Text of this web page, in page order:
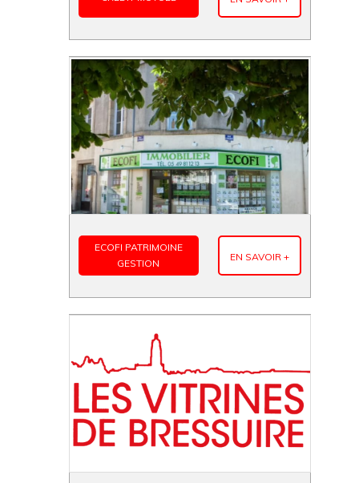
ECOFI PATRIMOINE
GESTION
EN SAVOIR +